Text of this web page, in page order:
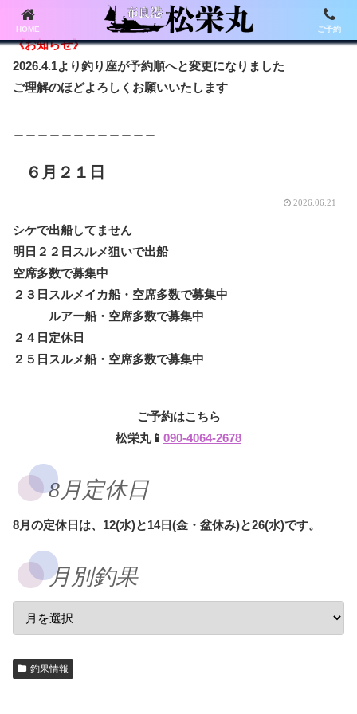
《お知らせ》
2026.4.1より釣り座が予約順へと変更になりました
ご理解のほどよろしくお願いいたします
６月２１日
2026.06.21
シケで出船してません
明日２２日スルメ狙いで出船
空席多数で募集中
２３日スルメイカ船・空席多数で募集中
ルアー船・空席多数で募集中
２４日定休日
２５日スルメ船・空席多数で募集中
ご予約はこちら
松栄丸📱 090-4064-2678
8月定休日
8月の定休日は、12(水)と14日(金・盆休み)と26(水)です。
月別釣果
釣果情報
HOME ご予約